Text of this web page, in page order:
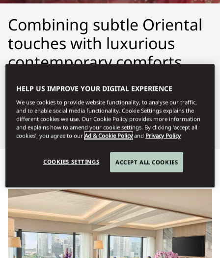
Combining subtle Oriental
touches with luxurious
contemporary comforts,
our rooms and suites
exude a sense of
understated style.
Προβολή όλων Δωμάτια Δωμάτια με δυνατότητα
HELP US IMPROVE YOUR DIGITAL EXPERIENCE
We use cookies to provide website functionality, to analyse our traffic,
and to enable social media functionality. Cookie Settings explains the
different cookies we use. Our Cookie Policy provides more information
and explains how to amend your cookie settings. By clicking ‘accept all
cookies’, you agree to ourAd & Cookie Policy and Privacy Policy
COOKIES SETTINGS ACCEPT ALL COOKIES